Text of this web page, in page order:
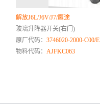
解放J6L/J6V/J7/鹰途
玻璃升降器开关(右门)
原厂代码：3746020-2000-C00/E
物料代码： AJFKC063